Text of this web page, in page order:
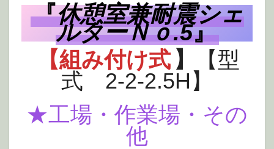
『休憩室兼耐震シェ
ルターＮｏ.5』
【組み付け式 】
【型
式 2-2-2.5H】
★工場・作業場・その
他